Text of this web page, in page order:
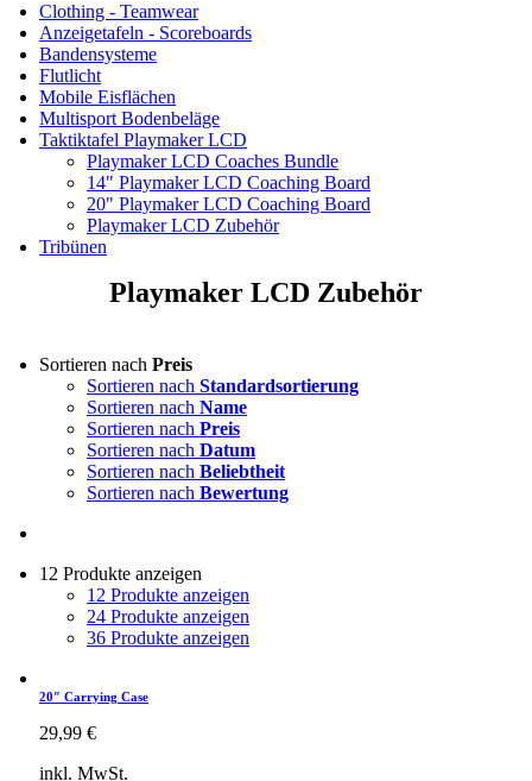
Clothing - Teamwear
Anzeigetafeln - Scoreboards
Bandensysteme
Flutlicht
Mobile Eisflächen
Multisport Bodenbeläge
Taktiktafel Playmaker LCD
Playmaker LCD Coaches Bundle
14" Playmaker LCD Coaching Board
20" Playmaker LCD Coaching Board
Playmaker LCD Zubehör
Tribünen
Playmaker LCD Zubehör
Sortieren nach Preis
Sortieren nach Standardsortierung
Sortieren nach Name
Sortieren nach Preis
Sortieren nach Datum
Sortieren nach Beliebtheit
Sortieren nach Bewertung
12 Produkte anzeigen
12 Produkte anzeigen
24 Produkte anzeigen
36 Produkte anzeigen
20″ Carrying Case
29,99 €
inkl. MwSt.